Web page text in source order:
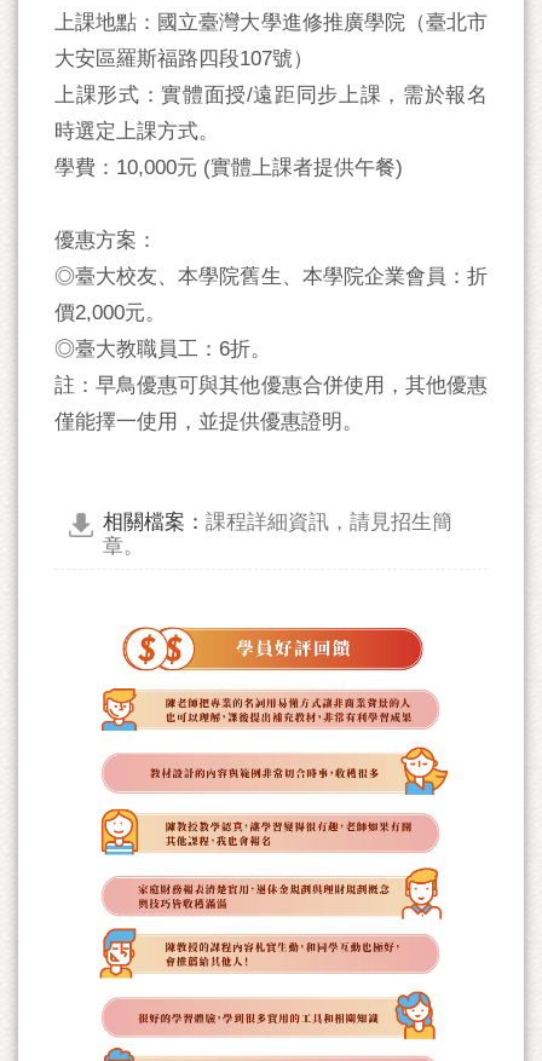
上課地點：國立臺灣大學進修推廣學院（臺北市
大安區羅斯福路四段107號）
上課形式：實體面授/遠距同步上課，需於報名
時選定上課方式。
學費：10,000元 (實體上課者提供午餐)
優惠方案：
◎臺大校友、本學院舊生、本學院企業會員：折
價2,000元。
◎臺大教職員工：6折。
註：早鳥優惠可與其他優惠合併使用，其他優惠
僅能擇一使用，並提供優惠證明。
相關檔案： 課程詳細資訊，請見招生簡
章。